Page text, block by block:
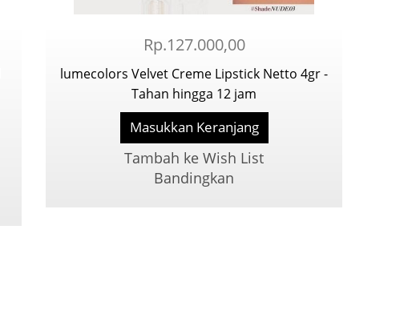
Rp.127.000,00
lumecolors Velvet Creme Lipstick Netto 4gr -
Tahan hingga 12 jam
Masukkan Keranjang
Tambah ke Wish List
Bandingkan